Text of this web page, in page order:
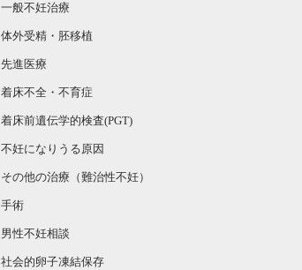
一般不妊治療
体外受精・胚移植
先進医療
着床不全・不育症
着床前遺伝学的検査(PGT)
不妊になりうる原因
その他の治療（難治性不妊）
手術
男性不妊相談
社会的卵子凍結保存